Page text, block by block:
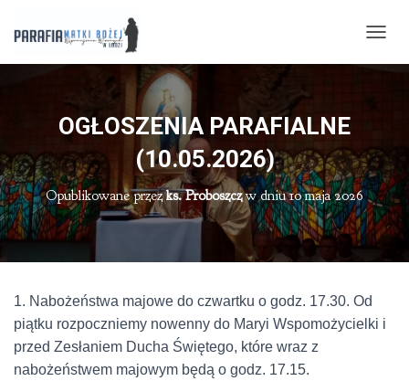
R
C
Z
N
A
W
I
Ę
OGŁOSZENIA PARAFIALNE
(10.05.2026)
Opublikowane przezks. Proboszczw dniu10 maja 2026
1. Nabożeństwa majowe do czwartku o godz. 17.30. Od
piątku rozpoczniemy nowenny do Maryi Wspomożycielki i
przed Zesłaniem Ducha Świętego, które wraz z
nabożeństwem majowym będą o godz. 17.15.